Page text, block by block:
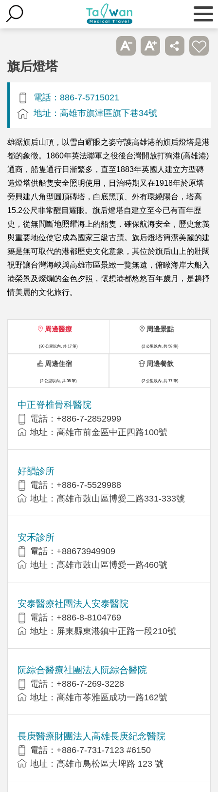
旗后燈塔
電話：886-7-5715021
地址：高雄市旗津區旗下巷34號
雄踞旗后山頂，以雪白耀眼之姿守護高雄港的旗后燈塔是港
都的象徵。1860年英法聯軍之役後台灣開放打狗港(高雄港)
通商，船隻通行日漸繁多，直至1883年英國人建立方型磚
造燈塔供船隻安全照明使用，日治時期又在1918年於原塔
旁興建八角型圓頂磚塔，白底黑頂、外有環繞陽台，塔高
15.2公尺非常醒目耀眼。旗后燈塔自建立至今已有百年歷
史，從無間斷地照耀海上的船隻，確保航海安全，歷史意義
與重要地位使它成為國家三級古蹟。旗后燈塔簡潔美麗的建
築是無可取代的港都歷史文化意象，其位於旗后山上的壯闊
視野讓台灣海峽與高雄市區景緻一覽無遺，俯瞰海岸大船入
港榮景及燦爛的金色夕照，懷想港都悠悠百年歲月，是趟抒
情美麗的文化旅行。
周邊醫療
(30 公里以內, 共 17 筆)
中正脊椎骨科醫院
電話：+886-7-2852999
地址：高雄市前金區中正四路100號
好韻診所
電話：+886-7-5529988
地址：高雄市鼓山區博愛二路331-333號
安禾診所
電話：+88673949909
地址：高雄市鼓山區博愛一路460號
安泰醫療社團法人安泰醫院
電話：+886-8-8104769
地址：屏東縣東港鎮中正路一段210號
阮綜合醫療社團法人阮綜合醫院
電話：+886-7-269-3228
地址：高雄市苓雅區成功一路162號
長庚醫療財團法人高雄長庚紀念醫院
電話：+886-7-731-7123 #6150
地址：高雄市鳥松區大埤路 123 號
周邊景點
(2 公里以內, 共 58 筆)
周邊住宿
(2 公里以內, 共 36 筆)
周邊餐飲
(2 公里以內, 共 77 筆)